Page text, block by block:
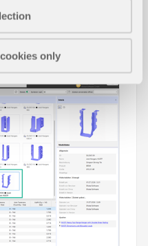
only
crit
In folgendem Beitrag
verifiziert